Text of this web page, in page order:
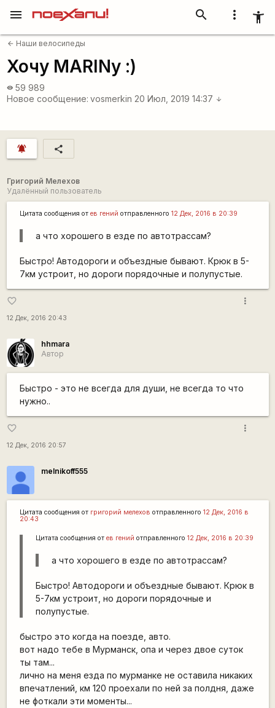
more_vert accessibility_new
search
menu
arrow_back Наши велосипеды
Хочу MARINу :)
visibility 59 989
Новое сообщение: vosmerkin 20 Июл, 2019 14:37 arrow_downward
notifications_active share
Григорий Мелехов
Удалённый пользователь
Цитата сообщения от ев гений отправленного 12 Дек, 2016 в 20:39
а что хорошего в езде по автотрассам?
Быстро! Автодороги и объездные бывают. Крюк в 5-
7км устроит, но дороги порядочные и полупустые.
favorite_border
12 Дек, 2016 20:43
more_vert
hhmara
Автор
Быстро - это не всегда для души, не всегда то что
нужно..
favorite_border
12 Дек, 2016 20:57
more_vert
melnikoff555
Цитата сообщения от григорий мелехов отправленного 12 Дек, 2016 в
20:43
Цитата сообщения от ев гений отправленного 12 Дек, 2016 в 20:39
а что хорошего в езде по автотрассам?
Быстро! Автодороги и объездные бывают. Крюк в
5-7км устроит, но дороги порядочные и
полупустые.
быстро это когда на поезде, авто.
вот надо тебе в Мурманск, опа и через двое суток
ты там...
лично на меня езда по мурманке не оставила никаких
впечатлений, км 120 проехали по ней за полдня, даже
не фоткали эти моменты...